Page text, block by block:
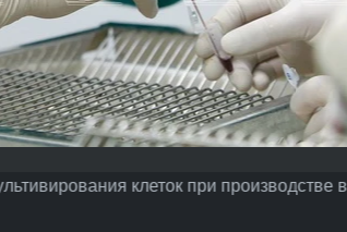
клеток при производстве